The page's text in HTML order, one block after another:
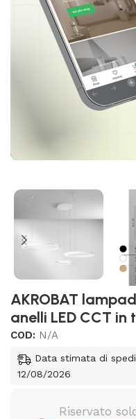
AKROBAT
anelli LED CCT
COD: N/A
Data stimata di
12/08/2026
Riservato